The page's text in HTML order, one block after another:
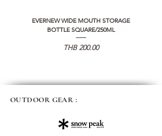
EVERNEW WIDE MOUTH STORAGE
BOTTLE SQUARE/250ML
Price
THB 200.00
OUTDOOR GEAR :